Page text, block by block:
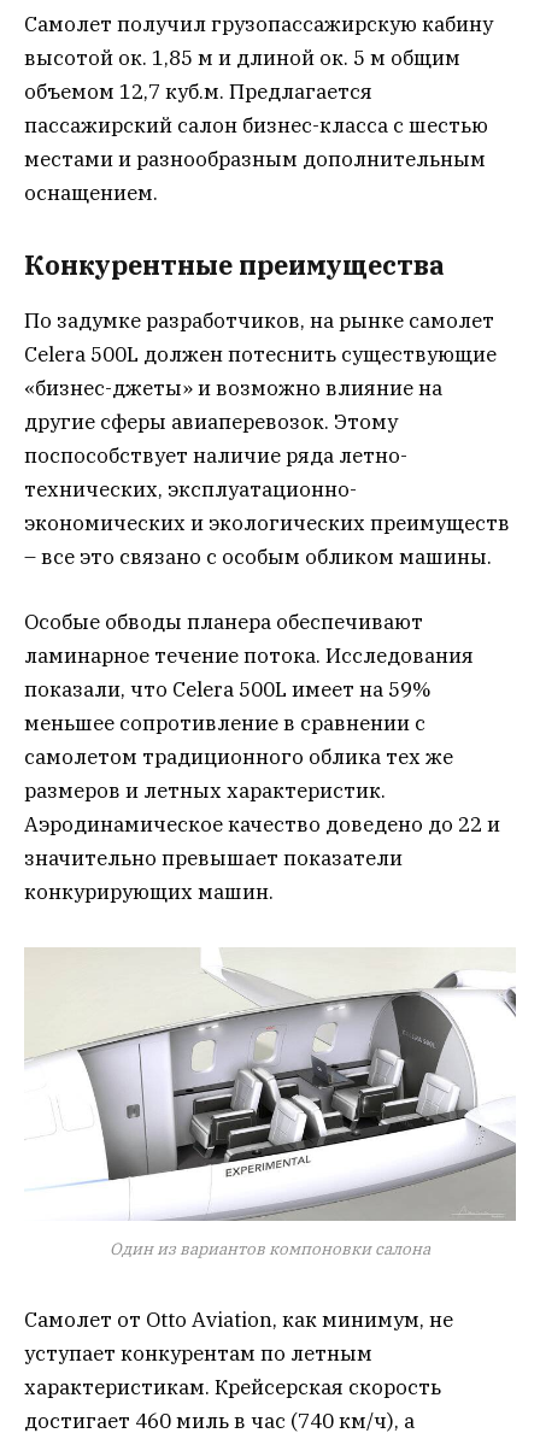
Самолет получил грузопассажирскую кабину
высотой ок. 1,85 м и длиной ок. 5 м общим
объемом 12,7 куб.м. Предлагается
пассажирский салон бизнес-класса с шестью
местами и разнообразным дополнительным
оснащением.
Конкурентные преимущества
По задумке разработчиков, на рынке самолет
Celera 500L должен потеснить существующие
«бизнес-джеты» и возможно влияние на
другие сферы авиаперевозок. Этому
поспособствует наличие ряда летно-
технических, эксплуатационно-
экономических и экологических преимуществ
– все это связано с особым обликом машины.
Особые обводы планера обеспечивают
ламинарное течение потока. Исследования
показали, что Celera 500L имеет на 59%
меньшее сопротивление в сравнении с
самолетом традиционного облика тех же
размеров и летных характеристик.
Аэродинамическое качество доведено до 22 и
значительно превышает показатели
конкурирующих машин.
Один из вариантов компоновки салона
Самолет от Otto Aviation, как минимум, не
уступает конкурентам по летным
характеристикам. Крейсерская скорость
достигает 460 миль в час (740 км/ч), а